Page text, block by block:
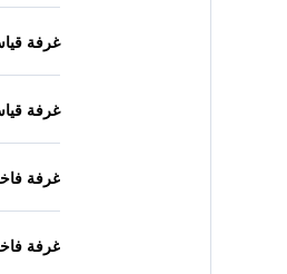
غرفة
غرفة
غرفة فاخرة، 1
غرفة فاخرة، 1